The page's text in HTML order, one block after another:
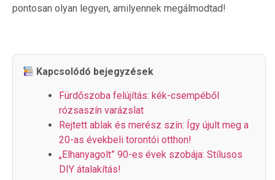
pontosan olyan legyen, amilyennek megálmodtad!
Kapcsolódó bejegyzések
Fürdőszoba felújítás: kék-csempéből
rózsaszín varázslat
Rejtett ablak és merész szín: Így újult meg a
20-as évekbeli torontói otthon!
„Elhanyagolt” 90-es évek szobája: Stílusos
DIY átalakítás!